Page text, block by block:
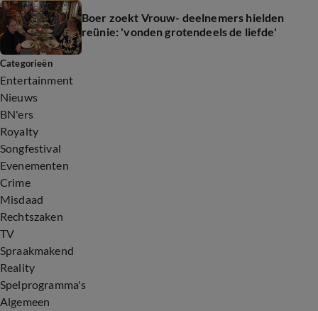
Boer zoekt Vrouw- deelnemers hielden
reünie: 'vonden grotendeels de liefde'
Categorieën
Entertainment
Nieuws
BN'ers
Royalty
Songfestival
Evenementen
Crime
Misdaad
Rechtszaken
TV
Spraakmakend
Reality
Spelprogramma's
Algemeen